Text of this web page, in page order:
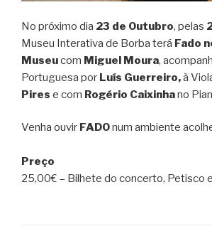
No próximo dia 23 de Outubro, pelas
Museu Interativa de Borba terá Fado
Museucom Miguel Moura,
Portuguesa por Luís Guerreiro,à
Pires e com Rogério Caixinhano
Venha ouvir FADOnum ambiente
Preço
25,00€ – Bilhete do concerto, Petisco